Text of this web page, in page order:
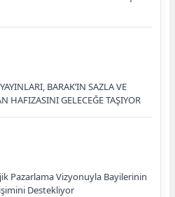
BARAK’IN SAZLA VE
HAFIZASINI GELECEĞE TAŞIYOR
Pazarlama Vizyonuyla Bayilerinin
Destekliyor